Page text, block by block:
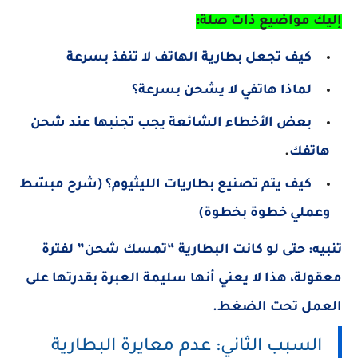
إليك مواضيع ذات صلة:
كيف تجعل بطارية الهاتف لا تنفذ بسرعة
لماذا هاتفي لا يشحن بسرعة؟
بعض الأخطاء الشائعة يجب تجنبها عند شحن
هاتفك.
كيف يتم تصنيع بطاريات الليثيوم؟ (شرح مبسّط
وعملي خطوة بخطوة)
تنبيه: حتى لو كانت البطارية “تمسك شحن” لفترة
معقولة، هذا لا يعني أنها سليمة العبرة بقدرتها على
العمل تحت الضغط.
السبب الثاني: عدم معايرة البطارية